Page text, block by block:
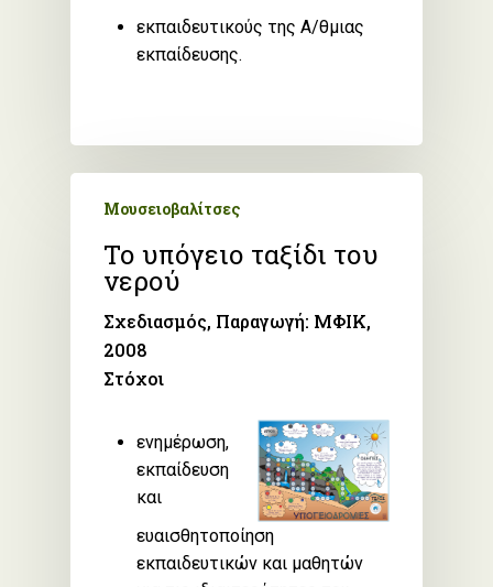
εκπαιδευτικούς της Α/θμιας
εκπαίδευσης.
Μουσειοβαλίτσες
Το υπόγειο ταξίδι του
νερού
Σχεδιασμός, Παραγωγή: ΜΦΙΚ,
2008
Στόχοι
ενημέρωση,
εκπαίδευση
και
ευαισθητοποίηση
εκπαιδευτικών και μαθητών